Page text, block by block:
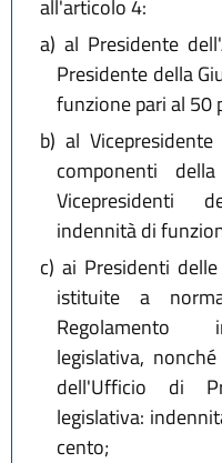
all'articolo 4:
a) al Presidente
Presidente della
funzione pari al 50
b) al
componenti
Vicepresidenti
indennità di
c) ai Presidenti
istituite a
Regolamento
legislativa,
dell'Ufficio di
legislativa:
cento;